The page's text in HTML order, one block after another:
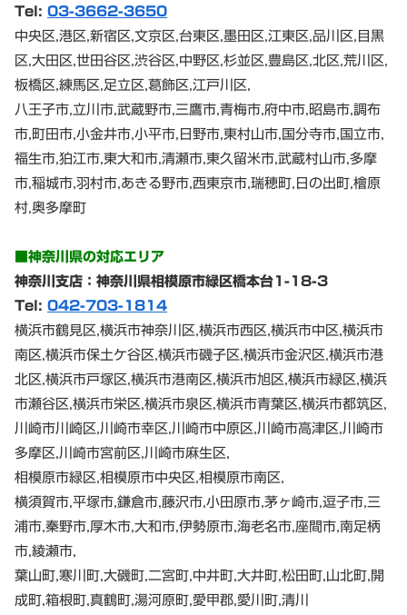
Tel: 03-3662-3650
中央区,港区,新宿区,文京区,台東区,墨田区,江東区,品川区,目黒
区,大田区,世田谷区,渋谷区,中野区,杉並区,豊島区,北区,荒川区,
板橋区,練馬区,足立区,葛飾区,江戸川区,
八王子市,立川市,武蔵野市,三鷹市,青梅市,府中市,昭島市,調布
市,町田市,小金井市,小平市,日野市,東村山市,国分寺市,国立市,
福生市,狛江市,東大和市,清瀬市,東久留米市,武蔵村山市,多摩
市,稲城市,羽村市,あきる野市,西東京市,瑞穂町,日の出町,檜原
村,奥多摩町
■神奈川県の対応エリア
神奈川支店：神奈川県相模原市緑区橋本台1-18-3
Tel: 042-703-1814
横浜市鶴見区,横浜市神奈川区,横浜市西区,横浜市中区,横浜市
南区,横浜市保土ケ谷区,横浜市磯子区,横浜市金沢区,横浜市港
北区,横浜市戸塚区,横浜市港南区,横浜市旭区,横浜市緑区,横浜
市瀬谷区,横浜市栄区,横浜市泉区,横浜市青葉区,横浜市都筑区,
川崎市川崎区,川崎市幸区,川崎市中原区,川崎市高津区,川崎市
多摩区,川崎市宮前区,川崎市麻生区,
相模原市緑区,相模原市中央区,相模原市南区,
横須賀市,平塚市,鎌倉市,藤沢市,小田原市,茅ヶ崎市,逗子市,三
浦市,秦野市,厚木市,大和市,伊勢原市,海老名市,座間市,南足柄
市,綾瀬市,
葉山町,寒川町,大磯町,二宮町,中井町,大井町,松田町,山北町,開
成町,箱根町,真鶴町,湯河原町,愛甲郡,愛川町,清川